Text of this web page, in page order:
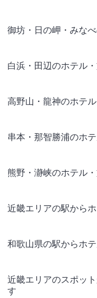
御坊・日の岬・みな
白浜・田辺のホテル
高野山・龍神のホテ
串本・那智勝浦のホ
熊野・瀞峡のホテル
近畿エリアの駅から
和歌山県の駅からホ
近畿エリアのスポッ
す